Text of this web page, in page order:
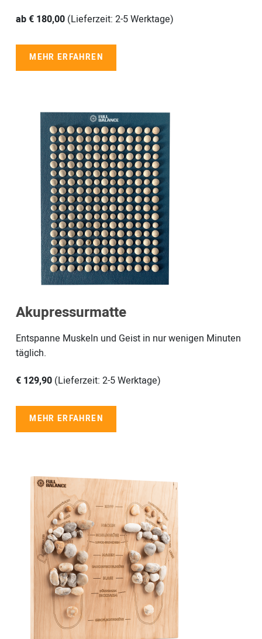
ab € 180,00(Lieferzeit: 2-5 Werktage)
MEHR ERFAHREN
Akupressurmatte
Entspanne Muskeln und Geist in nur wenigen Minuten
täglich.
€ 129,90(Lieferzeit: 2-5 Werktage)
MEHR ERFAHREN